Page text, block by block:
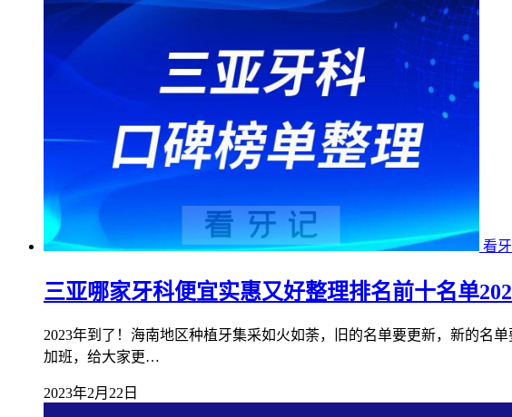
看
三亚哪家牙科便宜实惠又好整理排名前十名单
2023年到了！海南地区种植牙集采如火如荼，旧的名单要更新，新的名
加班，给大家更…
2023年2月22日